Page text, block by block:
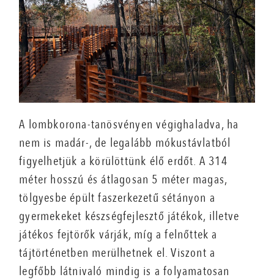
A lombkorona-tanösvényen végighaladva, ha
nem is madár-, de legalább mókustávlatból
figyelhetjük a körülöttünk élő erdőt. A 314
méter hosszú és átlagosan 5 méter magas,
tölgyesbe épült faszerkezetű sétányon a
gyermekeket készségfejlesztő játékok, illetve
játékos fejtörők várják, míg a felnőttek a
tájtörténetben merülhetnek el. Viszont a
legfőbb látnivaló mindig is a folyamatosan